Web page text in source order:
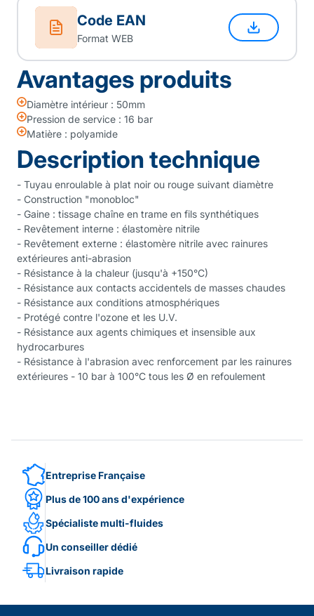
Code EAN
Format WEB
Avantages produits
Diamètre intérieur : 50mm
Pression de service : 16 bar
Matière : polyamide
Description technique
- Tuyau enroulable à plat noir ou rouge suivant diamètre
- Construction "monobloc"
- Gaine : tissage chaîne en trame en fils synthétiques
- Revêtement interne : élastomère nitrile
- Revêtement externe : élastomère nitrile avec rainures
extérieures anti-abrasion
- Résistance à la chaleur (jusqu'à +150°C)
- Résistance aux contacts accidentels de masses chaudes
- Résistance aux conditions atmosphériques
- Protégé contre l'ozone et les U.V.
- Résistance aux agents chimiques et insensible aux
hydrocarbures
- Résistance à l'abrasion avec renforcement par les rainures
extérieures - 10 bar à 100°C tous les Ø en refoulement
Entreprise Française
Plus de 100 ans d'expérience
Spécialiste multi-fluides
Un conseiller dédié
Livraison rapide